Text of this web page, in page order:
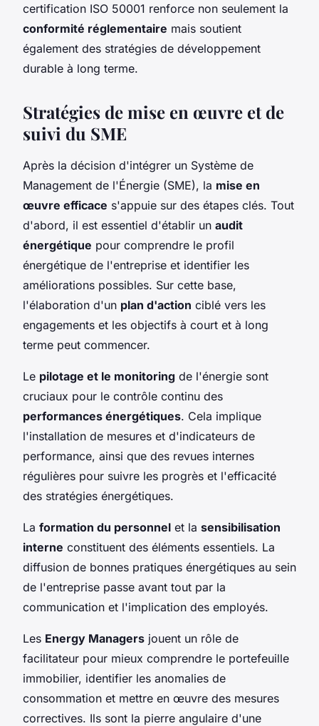
certification ISO 50001 renforce non seulement la
conformité réglementaire mais soutient
également des stratégies de développement
durable à long terme.
Stratégies de mise en œuvre et de
suivi du SME
Après la décision d'intégrer un Système de
Management de l'Énergie (SME), la mise en
œuvre efficace s'appuie sur des étapes clés. Tout
d'abord, il est essentiel d'établir un audit
énergétique pour comprendre le profil
énergétique de l'entreprise et identifier les
améliorations possibles. Sur cette base,
l'élaboration d'un plan d'action ciblé vers les
engagements et les objectifs à court et à long
terme peut commencer.
Le pilotage et le monitoring de l'énergie sont
cruciaux pour le contrôle continu des
performances énergétiques. Cela implique
l'installation de mesures et d'indicateurs de
performance, ainsi que des revues internes
régulières pour suivre les progrès et l'efficacité
des stratégies énergétiques.
La formation du personnel et la sensibilisation
interne constituent des éléments essentiels. La
diffusion de bonnes pratiques énergétiques au sein
de l'entreprise passe avant tout par la
communication et l'implication des employés.
Les Energy Managers jouent un rôle de
facilitateur pour mieux comprendre le portefeuille
immobilier, identifier les anomalies de
consommation et mettre en œuvre des mesures
correctives. Ils sont la pierre angulaire d'une